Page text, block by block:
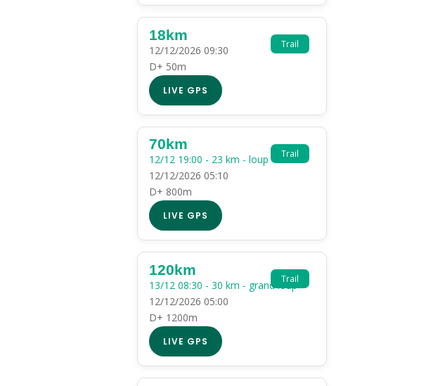
Trail
18km
12/12/2026 09:30
D+ 50m
LIVE GPS
Trail
70km
12/12 19:00 - 23 km - loup
12/12/2026 05:10
D+ 800m
LIVE GPS
Trail
120km
13/12 08:30 - 30 km - grand loup
12/12/2026 05:00
D+ 1200m
LIVE GPS